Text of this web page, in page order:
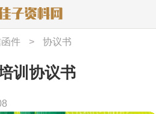
件 > 协议书
训协议书